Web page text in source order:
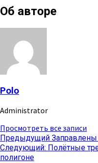
Об авторе
Polo
Administrator
Просмотреть все записи
Навигация
записи
Предыдущий
Следующий: Полётные
полигоне